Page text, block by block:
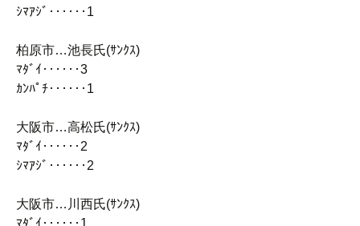
ｼﾏｱｼﾞ‥‥‥1
柏原市…池長氏(ｻﾝｸｽ)
ﾏﾀﾞｲ‥‥‥3
ｶﾝﾊﾟﾁ‥‥‥1
大阪市…高松氏(ｻﾝｸｽ)
ﾏﾀﾞｲ‥‥‥2
ｼﾏｱｼﾞ‥‥‥2
大阪市…川西氏(ｻﾝｸｽ)
ﾏﾀﾞｲ‥‥‥1